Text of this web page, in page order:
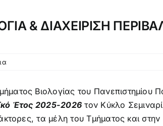
& ΔΙΑΧΕΙΡΙΣΗ
Βιολογίας του Πανεπιστημίου
Έτος 2025-2026τον Κύκλο
τα μέλη του Τμήματος και